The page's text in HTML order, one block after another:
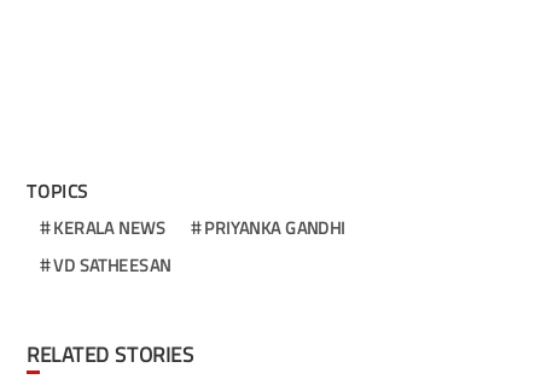
TOPICS
KERALA NEWS
PRIYANKA GANDHI
VD SATHEESAN
RELATED STORIES